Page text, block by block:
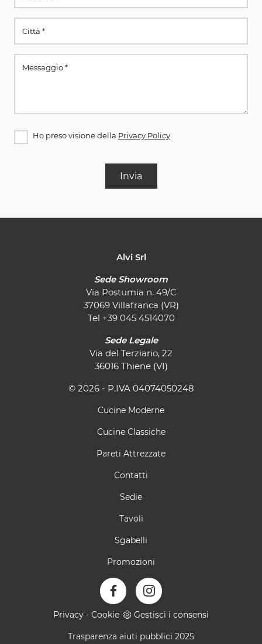
Ho preso visione della Privacy Policy
Invia
Alvi Srl
Sede Showroom
Via Postumia n. 49/C
37069 Villafranca (VR)
Tel +39 045 4514070
Sede Legale
Via del Terziario, 22
36016 Thiene (VI)
© 2026 - P.IVA 04074050248
Cucine Moderne
Cucine Classiche
Pareti Attrezzate
Contatti
Sedie
Tavoli
Sgabelli
Promozioni
Privacy - Cookie Gestisci i consensi
Trasparenza aiuti pubblici 2025